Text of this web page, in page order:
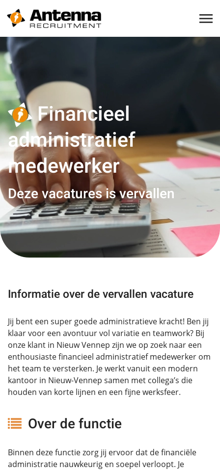
Financieel
administratief
medewerker
Deze vacatures is vervallen
Informatie over de vervallen vacature
Jij bent een super goede administratieve kracht! Ben jij
klaar voor een avontuur vol variatie en teamwork? Bij
onze klant in Nieuw Vennep zijn we op zoek naar een
enthousiaste financieel administratief medewerker om
het team te versterken. Je werkt vanuit een modern
kantoor in Nieuw-Vennep samen met collega’s die
houden van korte lijnen en een fijne werksfeer.
Over de functie
Binnen deze functie zorg jij ervoor dat de financiële
administratie nauwkeurig en soepel verloopt. Je